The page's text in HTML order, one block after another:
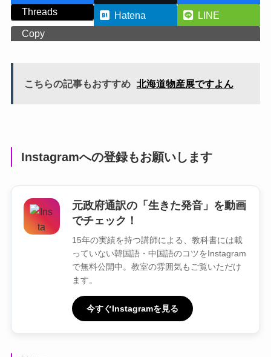
Threads
Hatena
LINE
Copy
こちらの記事もおすすめ 北海道物産展ですよん
Instagramへの登録もお願いします
元政府通訳の「生きた発音」を動画
でチェック！
15年の実績を持つ講師による、教科書には載
っていない韓国語・中国語のコツをInstagram
で無料公開中。教室の雰囲気もご覧いただけ
ます。
今すぐInstagramを見る